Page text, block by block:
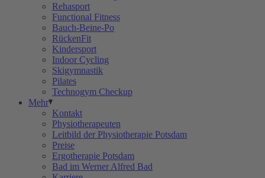
Rehasport
Functional Fitness
Bauch-Beine-Po
RückenFit
Kindersport
Indoor Cycling
Skigymnastik
Pilates
Technogym Checkup
Mehr
Kontakt
Physiotherapeuten
Leitbild der Physiotherapie Potsdam
Preise
Ergotherapie Potsdam
Bad im Werner Alfred Bad